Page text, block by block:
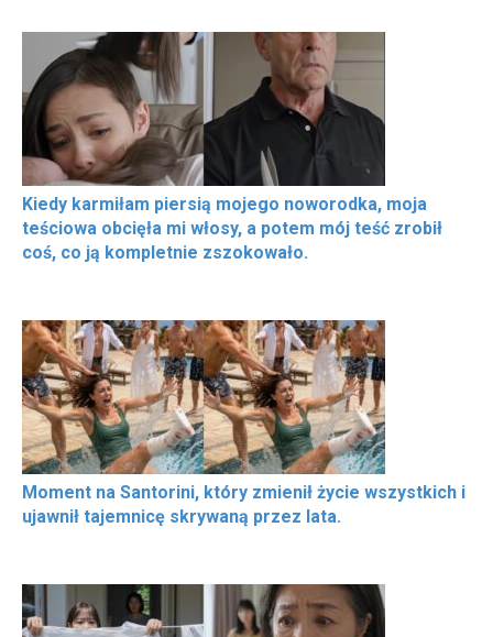
Kiedy karmiłam piersią mojego noworodka, moja
teściowa obcięła mi włosy, a potem mój teść zrobił
coś, co ją kompletnie zszokowało.
Moment na Santorini, który zmienił życie wszystkich i
ujawnił tajemnicę skrywaną przez lata.